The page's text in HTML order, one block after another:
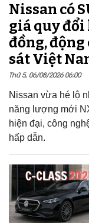
Nissan có
giá quy đổi
đồng, động
sát Việt
Thứ 5, 06/08/2026 06:00
Nissan vừa hé lộ
năng lượng mới
hiện đại, công
hấp dẫn.